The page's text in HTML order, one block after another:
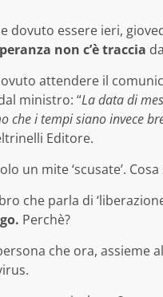
dovuto essere ieri,
non c’è traccia
attendere il
ministro: “La data di
che i tempi siano invece
Editore.
un mite ‘scusate’. Cosa
che parla di
Perchè?
che ora, assieme